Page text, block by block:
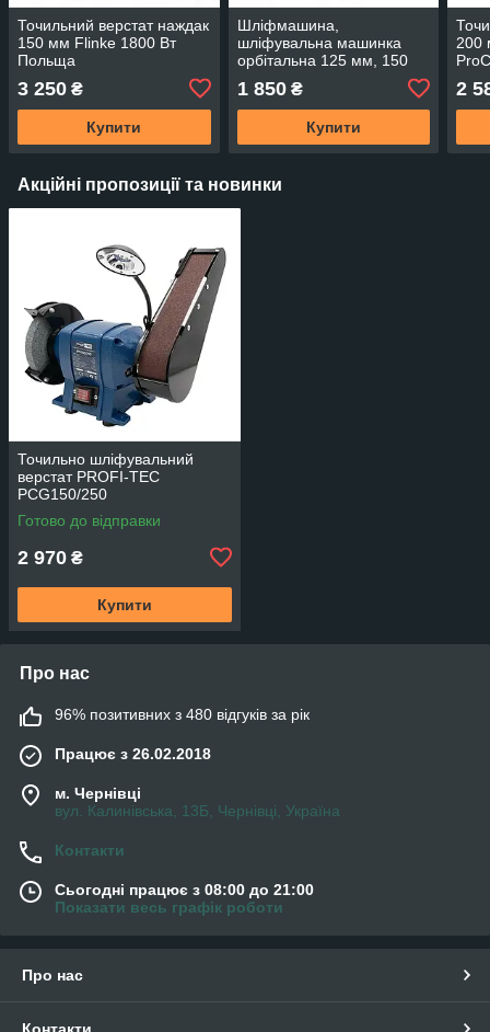
Точильний верстат наждак
150 мм Flinkе 1800 Вт
Польща
3 250 ₴
Купити
Шліфмашина,
шліфувальна машинка
орбітальна 125 мм, 150
1 850₴
Купити
200
2
Акційні пропозиції та новинки
Точильно шліфувальний
верстат PROFI-TEC
PCG150/250
Готово до відправки
2 970 ₴
Купити
Про нас
96% позитивних з 480 відгуків за рік
Працює з 26.02.2018
м. Чернівці
вул. Калинівська, 13Б, Чернівці, Україна
Контакти
Сьогодні працює з 08:00 до 21:00
Показати весь графік роботи
Про нас